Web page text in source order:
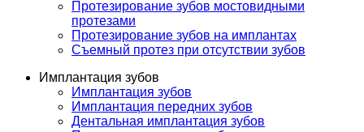
Протезирование зубов мостовидными
протезами
Протезирование зубов на имплантах
Съемный протез при отсутствии зубов
Имплантация зубов
Имплантация зубов
Имплантация передних зубов
Дентальная имплантация зубов